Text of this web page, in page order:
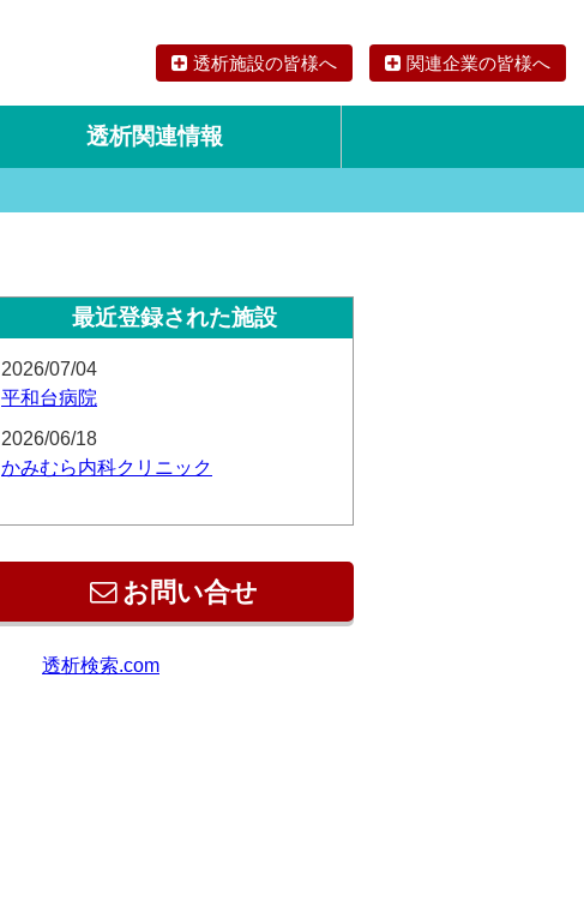
透析施設の皆様へ 関連企業の皆様へ
透析関連情報
最近登録された施設
2026/07/04
平和台病院
2026/06/18
かみむら内科クリニック
お問い合せ
透析検索.com